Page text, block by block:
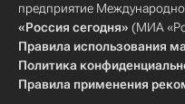
предприятие
«Россия сегодня» (МИА
Правила использования
Политика
Правила применения